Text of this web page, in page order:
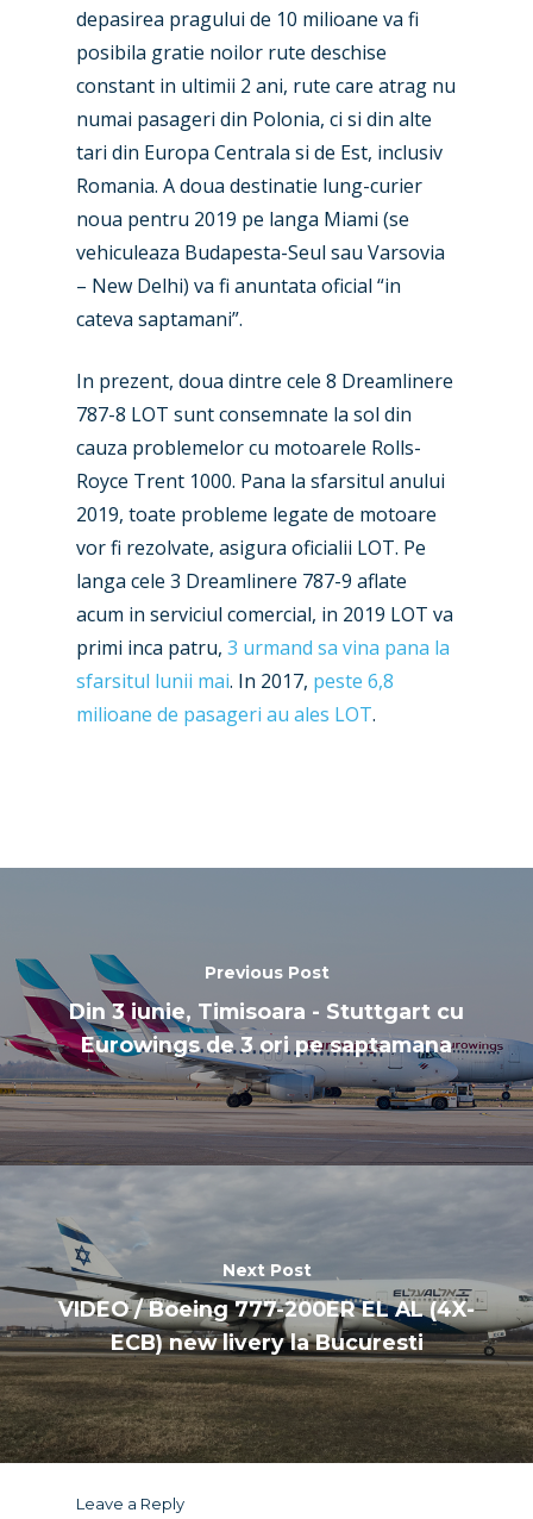
depasirea pragului de 10 milioane va fi
posibila gratie noilor rute deschise
constant in ultimii 2 ani, rute care atrag nu
numai pasageri din Polonia, ci si din alte
tari din Europa Centrala si de Est, inclusiv
Romania. A doua destinatie lung-curier
noua pentru 2019 pe langa Miami (se
vehiculeaza Budapesta-Seul sau Varsovia
– New Delhi) va fi anuntata oficial “in
cateva saptamani”.
In prezent, doua dintre cele 8 Dreamlinere
787-8 LOT sunt consemnate la sol din
cauza problemelor cu motoarele Rolls-
Royce Trent 1000. Pana la sfarsitul anului
2019, toate probleme legate de motoare
vor fi rezolvate, asigura oficialii LOT. Pe
langa cele 3 Dreamlinere 787-9 aflate
acum in serviciul comercial, in 2019 LOT va
primi inca patru, 3 urmand sa vina pana la
sfarsitul lunii mai. In 2017, peste 6,8
milioane de pasageri au ales LOT.
Previous Post
Din 3 iunie, Timisoara - Stuttgart cu
Eurowings de 3 ori pe saptamana
Next Post
VIDEO / Boeing 777-200ER EL AL (4X-
ECB) new livery la Bucuresti
Leave a Reply
New Routes
Industry
Accidents / Incidents
Airshows
Dubai 2025
Paris 2025
Farnborough 2022
Dubai 2019
Paris 2019
Business Jets
Military
Marketplace
Jobs
Contact